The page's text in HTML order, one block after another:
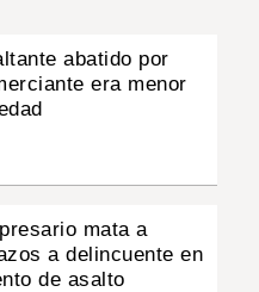
abatido por
era menor
mata a
a delincuente en
de asalto